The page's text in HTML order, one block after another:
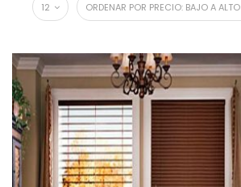
ORDENAR POR PRECIO: BAJO A ALTO
12